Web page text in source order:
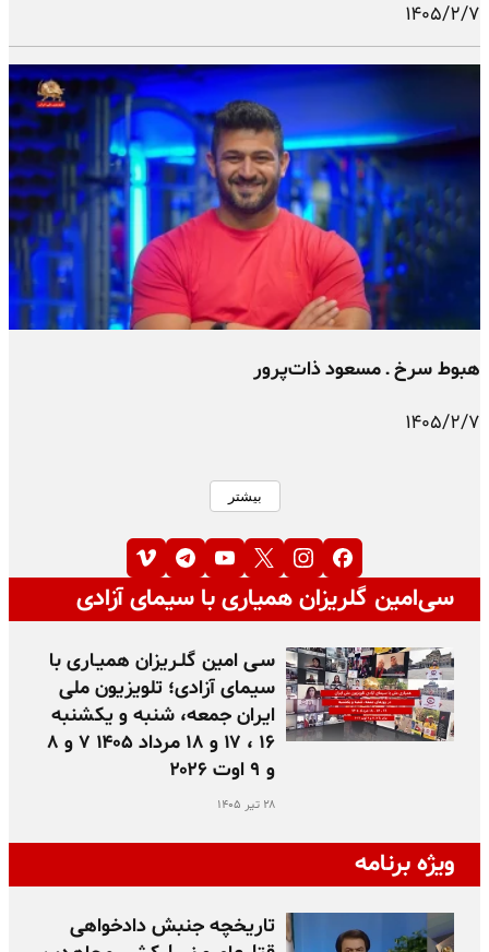
۱۴۰۵/۲/۷
هبوط سرخ ـ مسعود ذات‌پرور
۱۴۰۵/۲/۷
بیشتر
سی‌امین گلریزان همیاری با سیمای آزادی
سـی امین گلـریزان همیـاری با
سیمای آزادی؛ تلویزیون ملی
ایران جمعه، شنبه و یکشنبه
۱۶ ، ۱۷ و ۱۸ مرداد ۱۴۰۵ ۷ و ۸
و ۹ اوت ۲۰۲۶
۲۸ تیر ۱۴۰۵
ویژه برنامه
تاریخچه جنبش دادخواهی